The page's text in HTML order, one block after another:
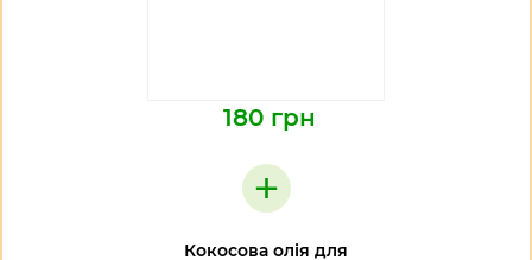
180 грн
+
Кокосова олія для